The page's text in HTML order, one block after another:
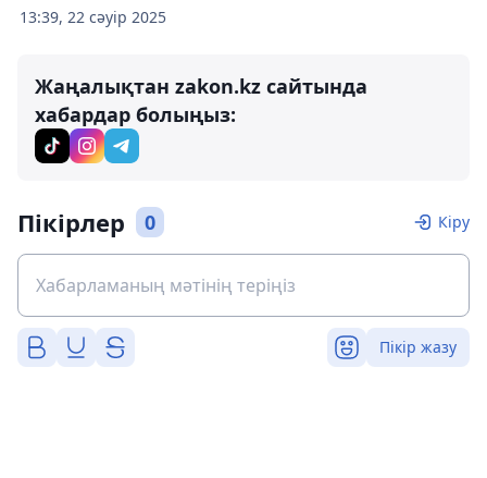
13:39, 22 сәуір 2025
Жаңалықтан zakon.kz сайтында
хабардар болыңыз:
Пікірлер 0 Кіру
Пікір жазу